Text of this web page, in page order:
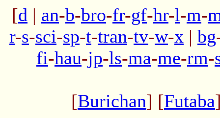
[d | an-b-bro-fr-gf-hr-l-m-
r-s-sci-sp-t-tran-tv-w-x | bg
fi-hau-jp-ls-ma-me-rm-
[Burichan] [Futaba